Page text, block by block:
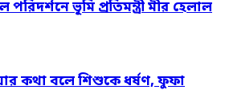
ভূমি প্রতিমন্ত্রী মীর হেলাল
কথা বলে শিশুকে ধর্ষণ, ফুফা